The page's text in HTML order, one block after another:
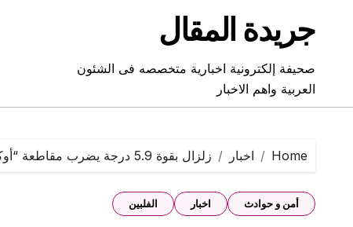
contentجريدة المقال
صحيفة إلكترونية اخبارية متخصصه فى الشئون
العربية واهم الاخبار
Home اخبار زلزال بقوة 5.9 درجة يضرب مقاطعة “أوكسيدنتال ميندورو” الفلبينية
أمن و حوادث اخبار الفلبين